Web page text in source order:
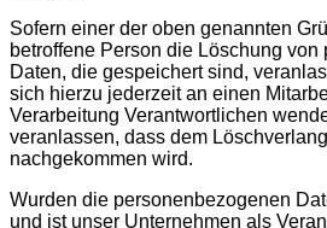
Sofern einer der oben genannten
betroffene Person die Löschung
Daten, die gespeichert sind,
sich hierzu jederzeit an einen
Verarbeitung Verantwortlichen
veranlassen, dass dem
nachgekommen wird.
Wurden die personenbezogenen
und ist unser Unternehmen als